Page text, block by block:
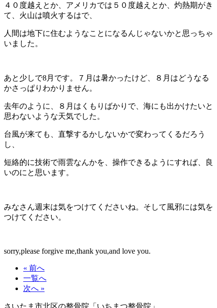
４０度越えとか、アメリカでは５０度越えとか、灼熱期がき
て、火山は噴火するはで、
人間は地下に住むようなことになるんじゃないかと思っちゃ
いました。
あと少しで8月です。７月は暑かったけど、８月はどうなる
かさっぱりわかりません。
去年のように、８月はくもりばかりで、海にも出かけたいと
思わないような天気でした。
台風が来ても、直撃するかしないかで変わってくるだろう
し、
短絡的に技術で雨雲なんかを、操作できるようにすれば、良
いのにと思います。
みなさん週末は気をつけてくださいね。そして風邪には気を
つけてください。
sorry,please forgive me,thank you,and love you.
« 前へ
一覧へ
次へ »
さいたま市北区の整骨院「いちまつ整骨院」